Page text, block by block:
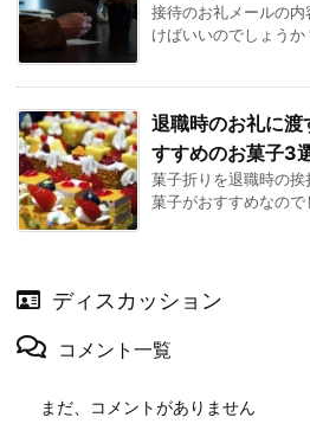
接待のお礼メールの
けばいいのでしょう
退職時のお礼に
すすめのお菓子3
菓子折りを退職時の
菓子がおすすめなの
ディスカッション
コメント一覧
まだ、コメントがありません